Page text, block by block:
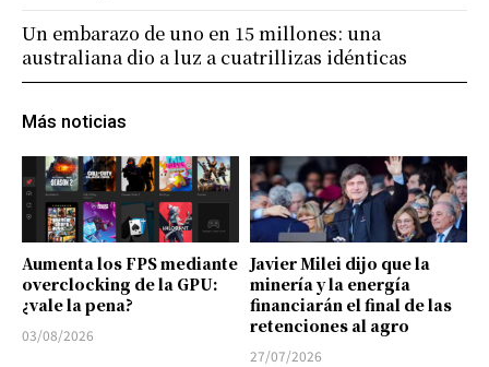
Más noticias
Aumenta los FPS mediante
overclocking de la GPU:
¿vale la pena?
03/08/2026
Javier Milei dijo que la
minería y la energía
financiarán el final de las
retenciones al agro
27/07/2026
Un embarazo de uno en 15 millones: una
australiana dio a luz a cuatrillizas idénticas